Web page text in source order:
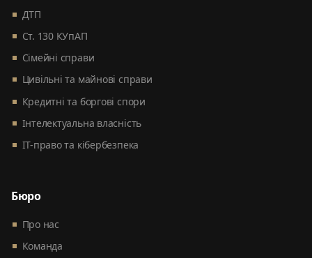
ДТП
Ст. 130 КУпАП
Сімейні справи
Цивільні та майнові справи
Кредитні та боргові спори
Інтелектуальна власність
ІТ-право та кібербезпека
Бюро
Про нас
Команда